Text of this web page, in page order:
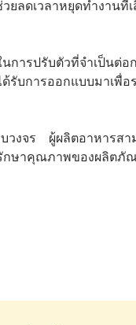
ลดเวลาหยุดทำงาน
ารปรับตัวที่จำเป็นต่
บการออกแบบมาเ
วงจร ผู้ผลิตอาหาร
ษาคุณภาพของผลิต